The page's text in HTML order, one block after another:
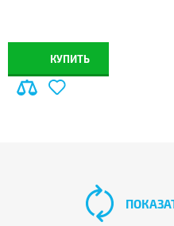
КУПИТЬ